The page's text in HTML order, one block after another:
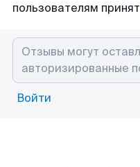
пользователям
Войти